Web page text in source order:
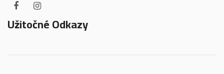
Užitočné Odkazy